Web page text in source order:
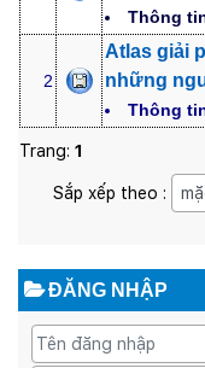
Thông
2
Atlas giải
những
Thông
Trang: 1
Sắp xếp theo :
ĐĂNG NHẬP